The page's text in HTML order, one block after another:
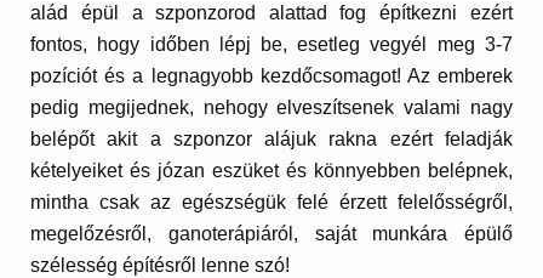
alád épül a szponzorod alattad fog építkezni ezért
fontos, hogy időben lépj be, esetleg vegyél meg 3-7
pozíciót és a legnagyobb kezdőcsomagot! Az emberek
pedig megijednek, nehogy elveszítsenek valami nagy
belépőt akit a szponzor alájuk rakna ezért feladják
kételyeiket és józan eszüket és könnyebben belépnek,
mintha csak az egészségük felé érzett felelősségről,
megelőzésről, ganoterápiáról, saját munkára épülő
szélesség építésről lenne szó!